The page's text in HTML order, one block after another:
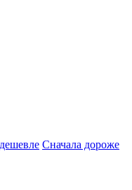
Сначала дороже